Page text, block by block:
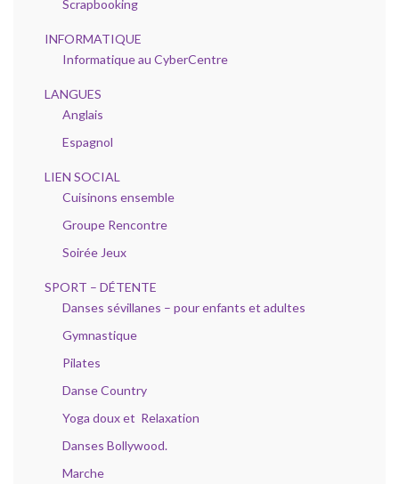
Scrapbooking
INFORMATIQUE
Informatique au CyberCentre
LANGUES
Anglais
Espagnol
LIEN SOCIAL
Cuisinons ensemble
Groupe Rencontre
Soirée Jeux
SPORT – DÉTENTE
Danses sévillanes – pour enfants et adultes
Gymnastique
Pilates
Danse Country
Yoga doux et Relaxation
Danses Bollywood.
Marche